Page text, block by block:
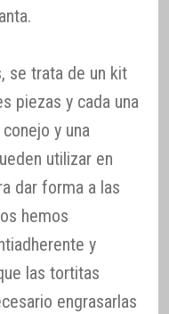
se trata de un kit
piezas y cada una
y una
utilizar en
dar forma a las
hemos
y
las tortitas
engrasarlas